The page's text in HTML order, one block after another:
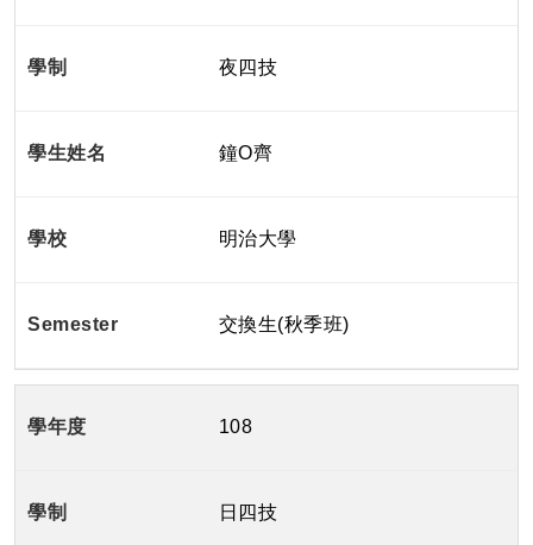
夜四技
鐘O齊
明治大學
交換生(秋季班)
108
日四技